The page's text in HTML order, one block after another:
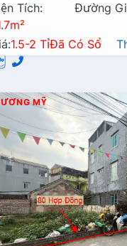
Tích:
Đường
1.5-2 TỉĐã Có Sổ
MỸ